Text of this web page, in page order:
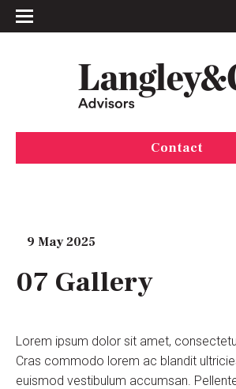
Contact
9 May 2025
07 Gallery
Lorem ipsum dolor sit amet,
Cras commodo lorem ac blandit
euismod vestibulum accumsan.